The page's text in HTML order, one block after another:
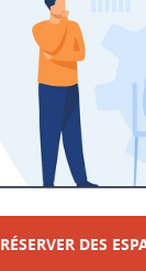
RÉSERVER DES